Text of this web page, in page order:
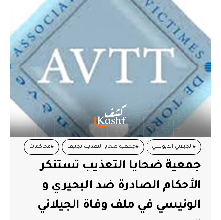
#الجيلاني الدبوسي #جمعية ضحايا التعذيب بجنيف #محاكمات
#منذر الونيسي #نور الدين البحيري #هيئة الدفاع
جمعية ضحايا التعذيب تستنكر
الأحكام الصادرة ضد البحيري و
الونيسي في ملف وفاة الجيلاني